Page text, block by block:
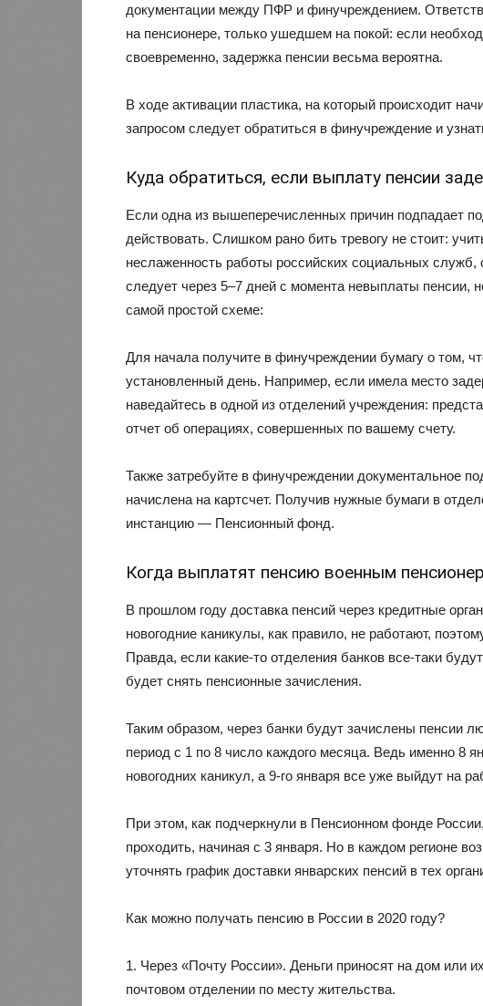
документации между ПФР и финучреждением.
на пенсионере, только ушедшем на покой: если
своевременно, задержка пенсии весьма вероятна.
В ходе активации пластика, на который происходит
запросом следует обратиться в финучреждение и
Куда обратиться, если выплату пенсии
Если одна из вышеперечисленных причин подпадает
действовать. Слишком рано бить тревогу не стоит:
неслаженность работы российских социальных
следует через 5–7 дней с момента невыплаты пенсии,
самой простой схеме:
Для начала получите в финучреждении бумагу о том,
установленный день. Например, если имела место
наведайтесь в одной из отделений учреждения:
отчет об операциях, совершенных по вашему счету.
Также затребуйте в финучреждении документальное
начислена на картсчет. Получив нужные бумаги в
инстанцию — Пенсионный фонд.
Когда выплатят пенсию военным
В прошлом году доставка пенсий через кредитные
новогодние каникулы, как правило, не работают,
Правда, если какие-то отделения банков все-таки
будет снять пенсионные зачисления.
Таким образом, через банки будут зачислены пенсии
период с 1 по 8 число каждого месяца. Ведь именно 8
новогодних каникул, а 9-го января все уже выйдут на
При этом, как подчеркнули в Пенсионном фонде
проходить, начиная с 3 января. Но в каждом регионе
уточнять график доставки январских пенсий в тех
Как можно получать пенсию в России в 2020 году?
1. Через «Почту России». Деньги приносят на дом или
почтовом отделении по месту жительства.